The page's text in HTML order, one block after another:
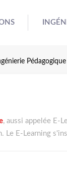
Pédagogique
, aussi appelée E-
Le E-Learning